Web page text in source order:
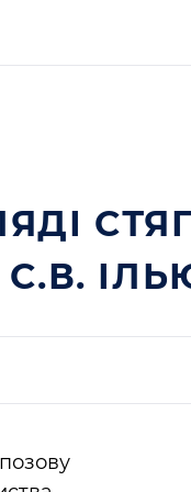
С.В.